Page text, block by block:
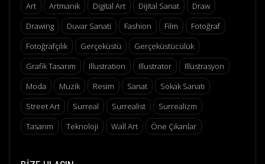
Art Artmanik Digital Art Dijital Sanat
Draw
Drawing
Duvar Sanati Fashion Film
Fotoğraf
Fotoğrafçılık
Gerçeküstü
Gerçeküstücülük
Grafik Tasarım
Illustration Illustrator
Illüstrasyon
Moda
Muzik Resim Sanat
Sokak Sanatı
Street Art
Surreal Surrealist
Surrealizm
Tasarım
Teknoloji Wall Art Öne Çıkanlar